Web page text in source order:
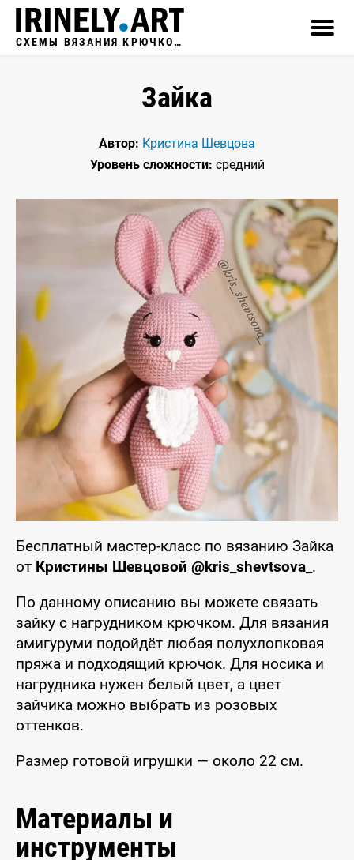
СХЕМЫ ВЯЗАНИЯ КРЮЧКОМ
Зайка
Автор: Кристина Шевцова
Уровень сложности: средний
Бесплатный мастер-класс по вязанию Зайка
от Кристины Шевцовой @kris_shevtsova_ .
По данному описанию вы можете связать
зайку с нагрудником крючком. Для вязания
амигуруми подойдёт любая полухлопковая
пряжа и подходящий крючок. Для носика и
нагрудника нужен белый цвет, а цвет
зайчика можно выбрать из розовых
оттенков.
Размер готовой игрушки — около 22 см.
Материалы и
инструменты